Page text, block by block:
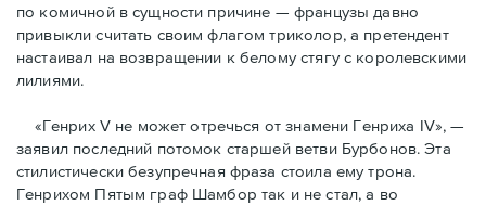
по комичной в сущности причине — французы давно
привыкли считать своим флагoм триколор, а претендент
настаивал на возвращении к белому стягу с королевскими
лилиями.
«Генрих V не может отречься от знамени Генриха IV», —
заявил последний потомок старшей ветви Бурбонов. Эта
стилистически безупречная фраза стоила ему трона.
Генрихом Пятым граф Шамбор так и не стал, а во